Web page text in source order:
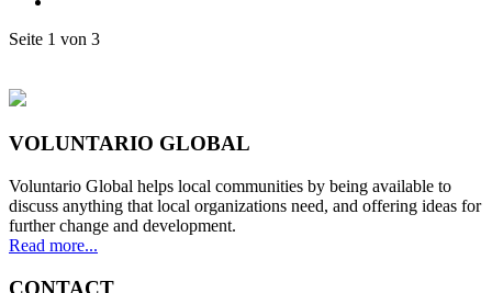
Seite 1 von 3
VOLUNTARIO GLOBAL
Voluntario Global helps local communities by being available to
discuss anything that local organizations need, and offering ideas for
further change and development.
Read more...
CONTACT